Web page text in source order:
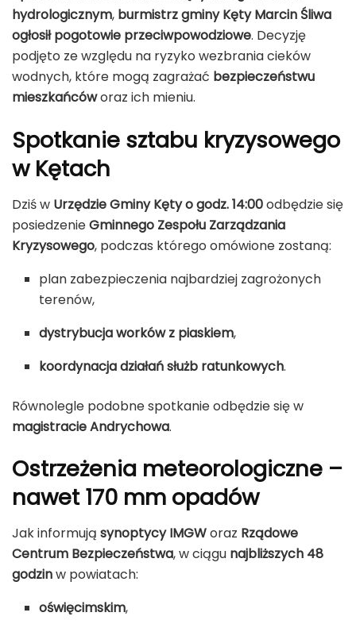
hydrologicznym, burmistrz gminy Kęty Marcin Śliwa
ogłosił pogotowie przeciwpowodziowe. Decyzję
podjęto ze względu na ryzyko wezbrania cieków
wodnych, które mogą zagrażać bezpieczeństwu
mieszkańcóworaz ich mieniu.
Spotkanie sztabu kryzysowego
w Kętach
Dziś w Urzędzie Gminy Kęty o godz. 14:00odbędzie się
posiedzenieGminnego Zespołu Zarządzania
Kryzysowego, podczas którego omówione zostaną:
plan zabezpieczenia najbardziej zagrożonych
terenów,
dystrybucja worków z piaskiem,
koordynacja działań służb ratunkowych.
Równolegle podobne spotkanie odbędzie się w
magistracie Andrychowa.
Ostrzeżenia meteorologiczne –
nawet 170 mm opadów
Jak informują synoptycy IMGWoraz Rządowe
Centrum Bezpieczeństwa, w ciągu najbliższych 48
godzinw powiatach:
oświęcimskim,